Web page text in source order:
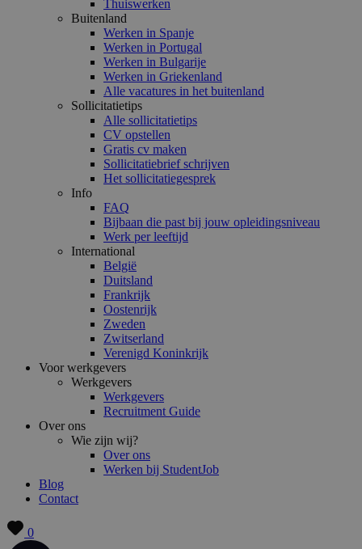
Thuiswerken
Buitenland
Werken in Spanje
Werken in Portugal
Werken in Bulgarije
Werken in Griekenland
Alle vacatures in het buitenland
Sollicitatietips
Alle sollicitatietips
CV opstellen
Gratis cv maken
Sollicitatiebrief schrijven
Het sollicitatiegesprek
Info
FAQ
Bijbaan die past bij jouw opleidingsniveau
Werk per leeftijd
International
België
Duitsland
Frankrijk
Oostenrijk
Zweden
Zwitserland
Verenigd Koninkrijk
Voor werkgevers
Werkgevers
Werkgevers
Recruitment Guide
Over ons
Wie zijn wij?
Over ons
Werken bij StudentJob
Blog
Contact
0